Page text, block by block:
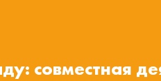
совместная